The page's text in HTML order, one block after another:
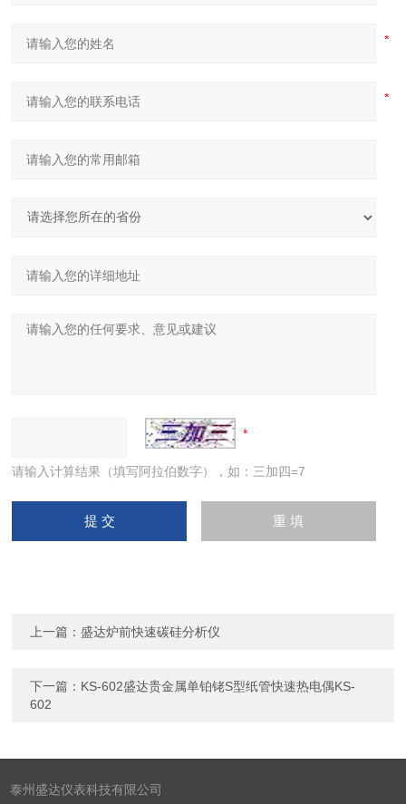
请输入计算结果（填写阿拉伯数字），如：三加四=7
上一篇：盛达炉前快速碳硅分析仪
下一篇： KS-602盛达贵金属单铂铑S型纸管快速热电偶KS-
602
泰州盛达仪表科技有限公司